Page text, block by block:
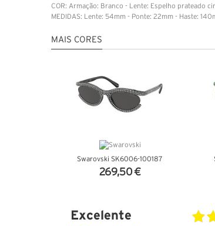
COR: Armação: Branco - Lente: Espelho prateado
MEDIDAS: Lente: 54mm - Ponte: 22mm - Haste:
MAIS CORES
Swarovski SK6006-100187
269,50 €
Excelente 23.07.2026